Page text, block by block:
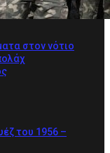
στον νότιο
του 1956 –